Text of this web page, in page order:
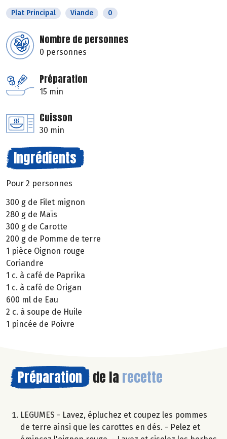
Plat Principal Viande 0
Nombre de personnes
0 personnes
Préparation
15 min
Cuisson
30 min
Ingrédients
Pour 2 personnes
300 g de Filet mignon
280 g de Maïs
300 g de Carotte
200 g de Pomme de terre
1 pièce Oignon rouge
Coriandre
1 c. à café de Paprika
1 c. à café de Origan
600 ml de Eau
2 c. à soupe de Huile
1 pincée de Poivre
Préparation de la recette
LEGUMES - Lavez, épluchez et coupez les pommes
de terre ainsi que les carottes en dés. - Pelez et